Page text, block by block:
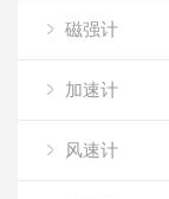
磁强计
加速计
风速计